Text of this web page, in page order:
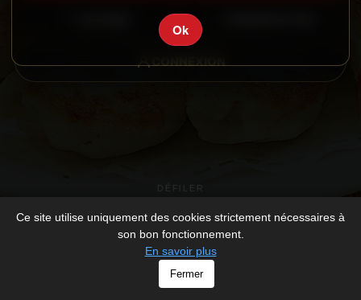
Ok
DÉFILER
Ce site utilise uniquement des cookies strictement nécessaires à
son bon fonctionnement.
En savoir plus
Fermer
© XIANG PIAO PIAO - All rights Reserved -